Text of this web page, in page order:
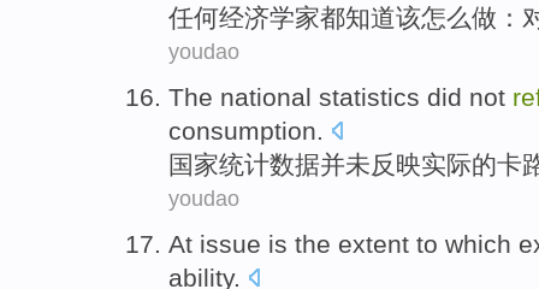
任何经济学家都知道该怎么做 ：
youdao
The national statistics did not
consumption.
国家统计数据并未反映实际的卡
youdao
At issue is the extent to which
ability.